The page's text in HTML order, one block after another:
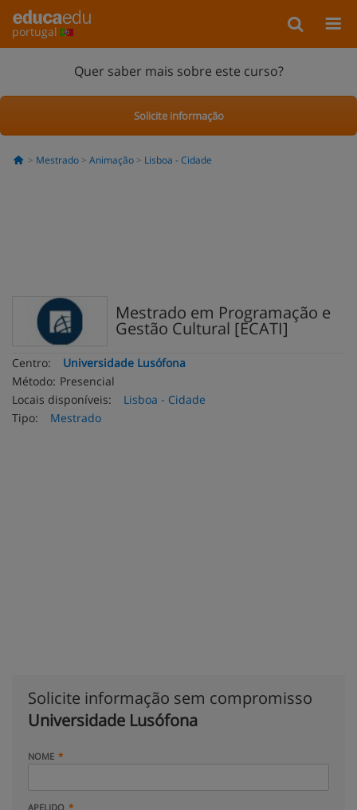
portugal
Quer saber mais sobre este curso?
Solicite informação
Mestrado Animação Lisboa - Cidade
Mestrado em Programação e
Gestão Cultural [ECATI]
Centro:
Universidade Lusófona
Método: Presencial
Locais disponíveis:
Lisboa - Cidade
Tipo:
Mestrado
Solicite informação sem compromisso
Universidade Lusófona
NOME
APELIDO